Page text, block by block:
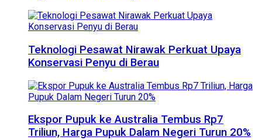
Teknologi Pesawat Nirawak Perkuat Upaya
Konservasi Penyu di Berau
Ekspor Pupuk ke Australia Tembus Rp7
Triliun, Harga Pupuk Dalam Negeri Turun 20%